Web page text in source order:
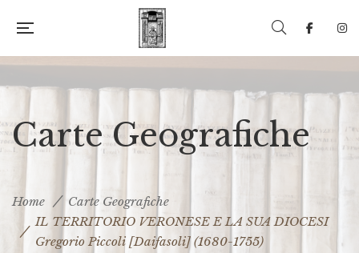
Carte Geografiche
Home
Carte Geografiche
IL TERRITORIO VERONESE E LA SUA DIOCESI
Gregorio Piccoli [Daifasoli] (1680-1755)